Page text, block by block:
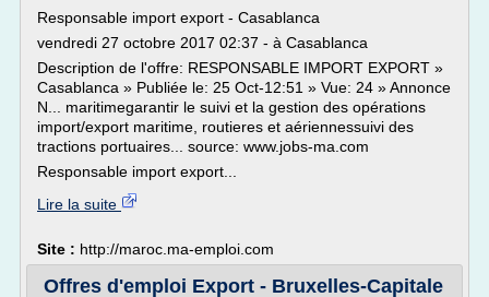
Responsable import export - Casablanca
vendredi 27 octobre 2017 02:37 - à Casablanca
Description de l'offre: RESPONSABLE IMPORT EXPORT »
Casablanca » Publiée le: 25 Oct-12:51 » Vue: 24 » Annonce
N... maritimegarantir le suivi et la gestion des opérations
import/export maritime, routieres et aériennessuivi des
tractions portuaires... source: www.jobs-ma.com
Responsable import export...
Lire la suite
Site : http://maroc.ma-emploi.com
Offres d'emploi Export - Bruxelles-Capitale